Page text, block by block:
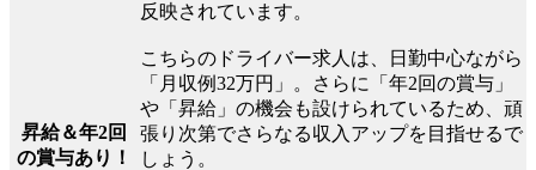
昇給＆年2回
の賞与あり！
反映されています。
こちらのドライバー求人は、日勤中心ながら
「月収例32万円」。さらに「年2回の賞与」
や「昇給」の機会も設けられているため、頑
張り次第でさらなる収入アップを目指せるで
しょう。